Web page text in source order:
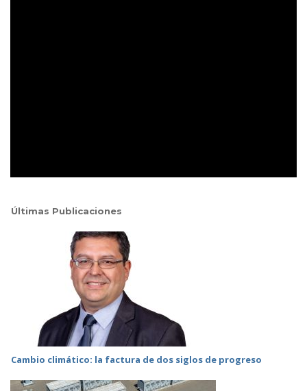
Últimas Publicaciones
Cambio climático: la factura de dos siglos de progreso